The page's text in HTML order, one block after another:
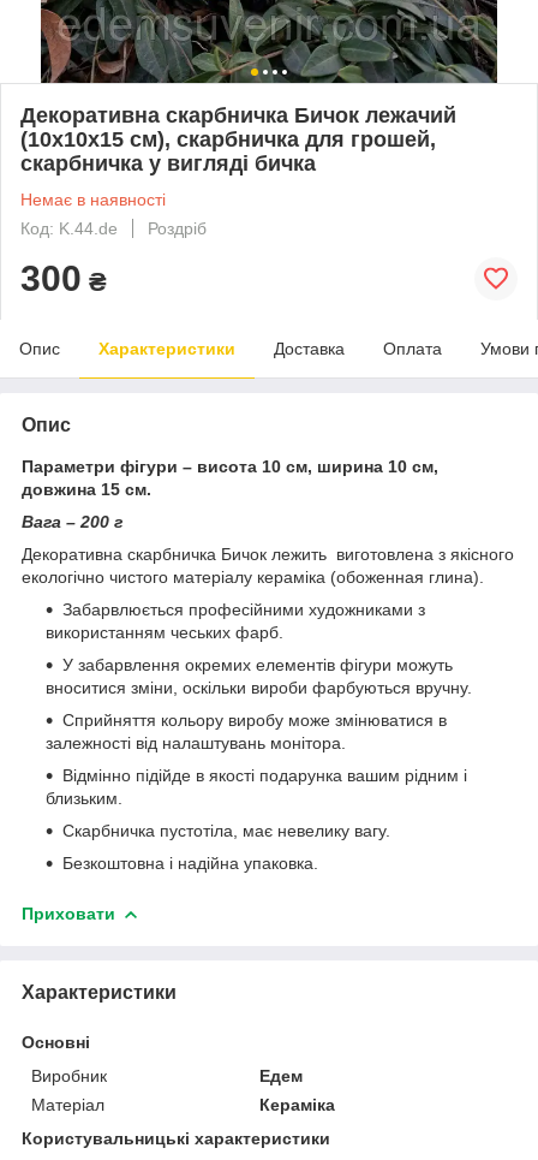
Декоративна скарбничка Бичок лежачий
(10х10х15 см), скарбничка для грошей,
скарбничка у вигляді бичка
Немає в наявності
Код: K.44.de
Роздріб
300 ₴
Опис Характеристики Доставка Оплата Умови
Опис
Параметри фігури – висота 10 см, ширина 10 см,
довжина 15 см.
Вага – 200 г
Декоративна скарбничка Бичок лежить виготовлена з якісного
екологічно чистого матеріалу кераміка (обоженная глина).
Забарвлюється професійними художниками з
використанням чеських фарб.
У забарвлення окремих елементів фігури можуть
вноситися зміни, оскільки вироби фарбуються вручну.
Сприйняття кольору виробу може змінюватися в
залежності від налаштувань монітора.
Відмінно підійде в якості подарунка вашим рідним і
близьким.
Скарбничка пустотіла, має невелику вагу.
Безкоштовна і надійна упаковка.
Приховати
Характеристики
Основні
Виробник
Едем
Матеріал
Кераміка
Користувальницькі характеристики